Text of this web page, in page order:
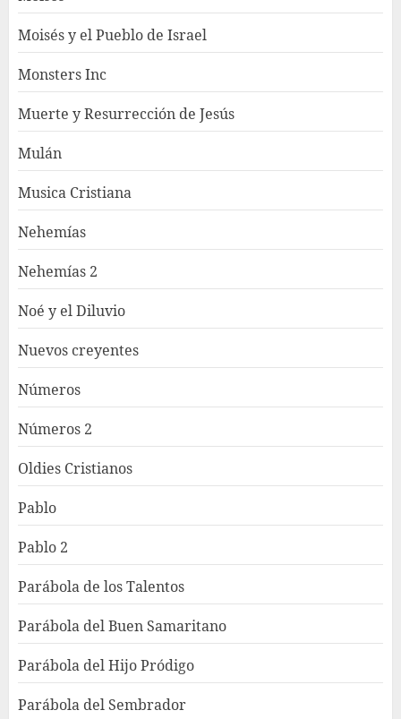
Moisés y el Pueblo de Israel
Monsters Inc
Muerte y Resurrección de Jesús
Mulán
Musica Cristiana
Nehemías
Nehemías 2
Noé y el Diluvio
Nuevos creyentes
Números
Números 2
Oldies Cristianos
Pablo
Pablo 2
Parábola de los Talentos
Parábola del Buen Samaritano
Parábola del Hijo Pródigo
Parábola del Sembrador